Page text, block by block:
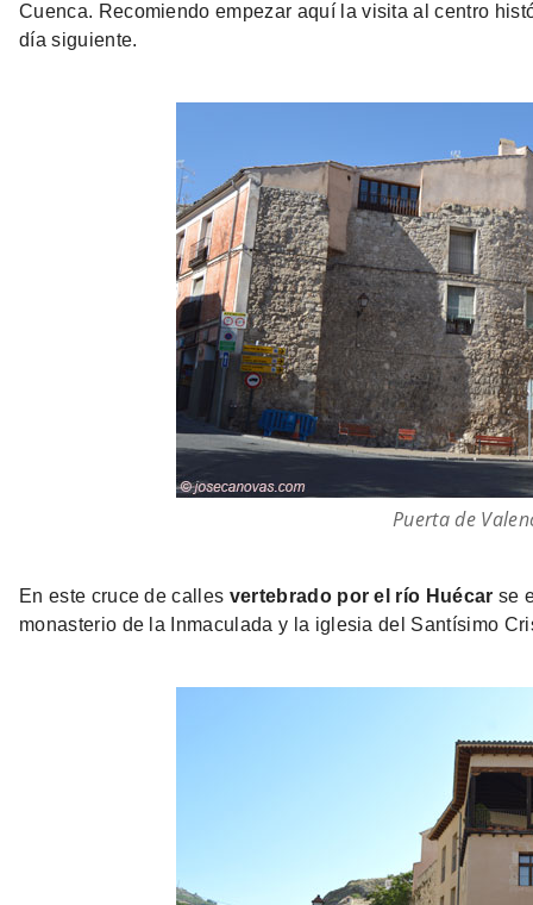
Cuenca. Recomiendo empezar aquí la visita al centro
día siguiente.
Puerta de
En este cruce de calles vertebrado por el río Huécar se
monasterio de la Inmaculada y la iglesia del Santísimo